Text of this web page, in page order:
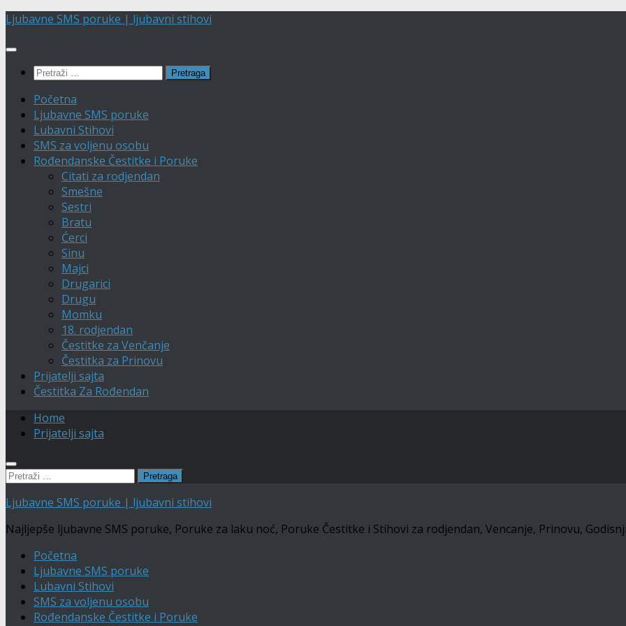
Skip
content
Ljubavne SMS poruke | ljubavni stihovi
Pretraga:
Početna
Ljubavne SMS poruke
Lubavni Stihovi
SMS za voljenu osobu
Rođendanske Čestitke i Poruke
Citati za rodjendan
Smešne
Sestri
Bratu
Ćerci
Sinu
Majci
Drugarici
Drugu
Momku
18. rodjendan
Čestitke za Venčanje
Čestitka za Prinovu
Prijatelji sajta
Čestitka Za Rođendan
Home
Prijatelji sajta
Pretraga:
Ljubavne SMS poruke | ljubavni stihovi
Najljepše ljubavne SMS poruke, Poruke za laku noć, Poruke Čestitke i Stihovi za rodjendan, Vencanje, Prinovu,
Početna
Ljubavne SMS poruke
Lubavni Stihovi
SMS za voljenu osobu
Rođendanske Čestitke i Poruke